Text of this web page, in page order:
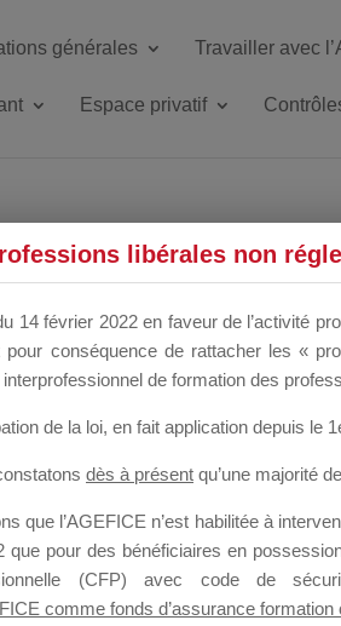
générales Travailler avec
Espace privatif
il y a un mois
Formation qui souhaitent répondre à
sur lequel il est possible de laisser
libérales non
14 février 2022 en faveur de l’activité
pour conséquence de rattacher les «
de formation des
de la loi, en fait application depuis le
dès à présent qu’une majorité
que l’AGEFICE n’est habilitée à
que pour des bénéficiaires en
(CFP) avec code de
comme fonds d’assurance formation